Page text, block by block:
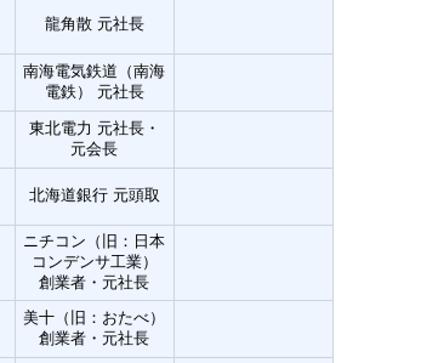
龍角散 元社長
南海電気鉄道（南海
電鉄） 元社長
東北電力 元社長・
元会長
北海道銀行 元頭取
ニチコン（旧：日本
コンデンサ工業）
創業者・元社長
美十（旧：おたべ）
創業者・元社長